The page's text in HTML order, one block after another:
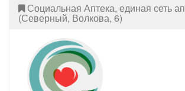
Социальная Аптека, единая сеть
(Северный, Волкова, 6)